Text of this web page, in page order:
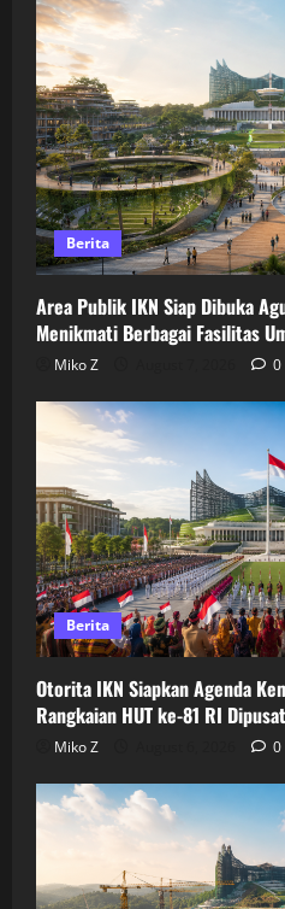
Berita
Area Publik IKN Siap Dibuka
Menikmati Berbagai Fasilitas
Miko Z 0
Berita
Otorita IKN Siapkan Agenda
Rangkaian HUT ke-81 RI
Miko Z 0